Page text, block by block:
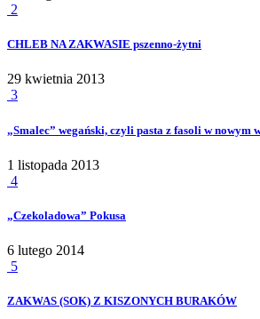
2
CHLEB NA ZAKWASIE pszenno-żytni
29 kwietnia 2013
3
„Smalec” wegański, czyli pasta z fasoli w nowym
1 listopada 2013
4
„Czekoladowa” Pokusa
6 lutego 2014
5
ZAKWAS (SOK) Z KISZONYCH BURAKÓW